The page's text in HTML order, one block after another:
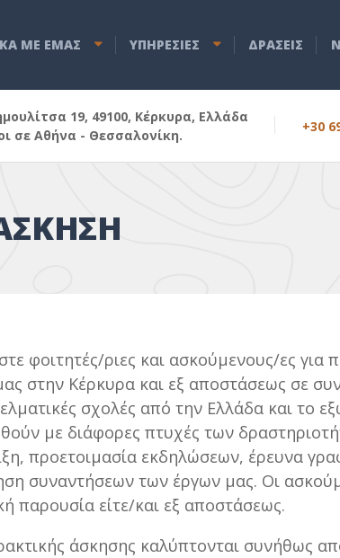
ΜΕ ΕΜΑΣ ΥΠΗΡΕΣΙΕΣ ΔΡΑΣΕΙΣ
19, 49100, Κέρκυρα, Ελλάδα
σε Αθήνα - Θεσσαλονίκη.
+30
φοιτητές/ριες και ασκούμενους/ες για
στην Κέρκυρα και εξ αποστάσεως σε
σχολές από την Ελλάδα και το
με διάφορες πτυχές των
προετοιμασία εκδηλώσεων, έρευνα
συναντήσεων των έργων μας. Οι
παρουσία είτε/και εξ αποστάσεως.
άσκησης καλύπτονται συνήθως